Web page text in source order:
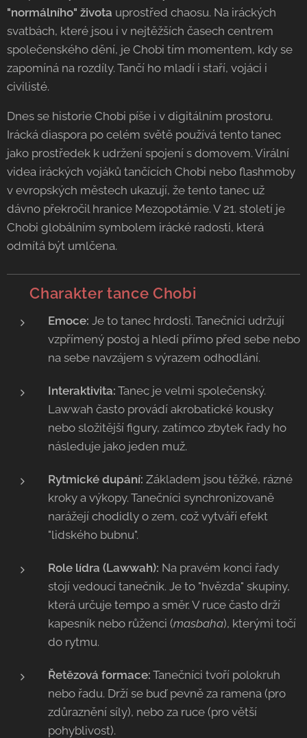
"normálního" života uprostřed chaosu. Na iráckých
svatbách, které jsou i v nejtěžších časech centrem
společenského dění, je Chobi tím momentem, kdy se
zapomíná na rozdíly. Tančí ho mladí i staří, vojáci i
civilisté.
Dnes se historie Chobi píše i v digitálním prostoru.
Irácká diaspora po celém světě používá tento tanec
jako prostředek k udržení spojení s domovem. Virální
videa iráckých vojáků tančících Chobi nebo flashmoby
v evropských městech ukazují, že tento tanec už
dávno překročil hranice Mezopotámie. V 21. století je
Chobi globálním symbolem irácké radosti, která
odmítá být umlčena.
💃 Charakter tance Chobi
Emoce: Je to tanec hrdosti. Tanečníci udržují
vzpřímený postoj a hledí přímo před sebe nebo
na sebe navzájem s výrazem odhodlání.
Interaktivita: Tanec je velmi společenský.
Lawwah často provádí akrobatické kousky
nebo složitější figury, zatímco zbytek řady ho
následuje jako jeden muž.
Rytmické dupání: Základem jsou těžké, rázné
kroky a výkopy. Tanečníci synchronizovaně
narážejí chodidly o zem, což vytváří efekt
"lidského bubnu".
Role lídra (Lawwah): Na pravém konci řady
stojí vedoucí tanečník. Je to "hvězda" skupiny,
která určuje tempo a směr. V ruce často drží
kapesník nebo růženci (masbaha), kterými točí
do rytmu.
Řetězová formace: Tanečníci tvoří polokruh
nebo řadu. Drží se buď pevně za ramena (pro
zdůraznění síly), nebo za ruce (pro větší
pohyblivost).